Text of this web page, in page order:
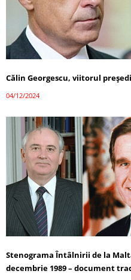
Călin Georgescu, viitorul
04/12/2024
Stenograma Întâlnirii de la
decembrie 1989 – document